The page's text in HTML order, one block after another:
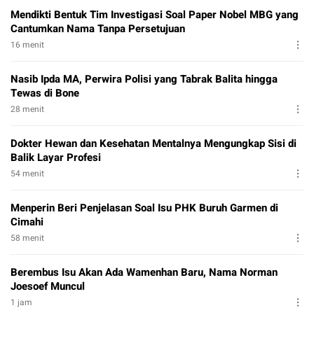
Mendikti Bentuk Tim Investigasi Soal Paper Nobel MBG yang
Cantumkan Nama Tanpa Persetujuan
16 menit
Nasib Ipda MA, Perwira Polisi yang Tabrak Balita hingga
Tewas di Bone
28 menit
Dokter Hewan dan Kesehatan Mentalnya Mengungkap Sisi di
Balik Layar Profesi
54 menit
Menperin Beri Penjelasan Soal Isu PHK Buruh Garmen di
Cimahi
58 menit
Berembus Isu Akan Ada Wamenhan Baru, Nama Norman
Joesoef Muncul
1 jam